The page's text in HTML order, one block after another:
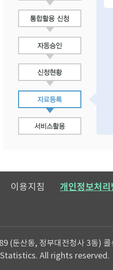
이용지침 개인정보처리
(둔산동, 정부대전청사 3동) 콜
All rights reserved.